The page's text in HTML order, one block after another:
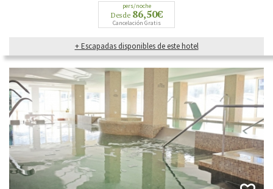
pers/noche
Desde 86,50€
Cancelación Gratis
+ Escapadas disponibles de este hotel